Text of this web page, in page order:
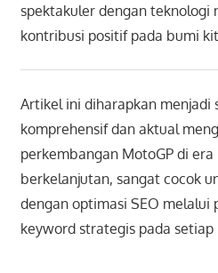
spektakuler dengan teknologi
kontribusi positif pada bumi
Artikel ini diharapkan menjadi
komprehensif dan aktual
perkembangan MotoGP di
berkelanjutan, sangat cocok
dengan optimasi SEO melalui
keyword strategis pada setiap